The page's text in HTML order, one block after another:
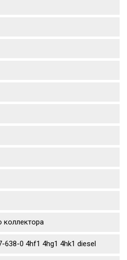
коллектора
638-0 4hf1 4hg1 4hk1 diesel